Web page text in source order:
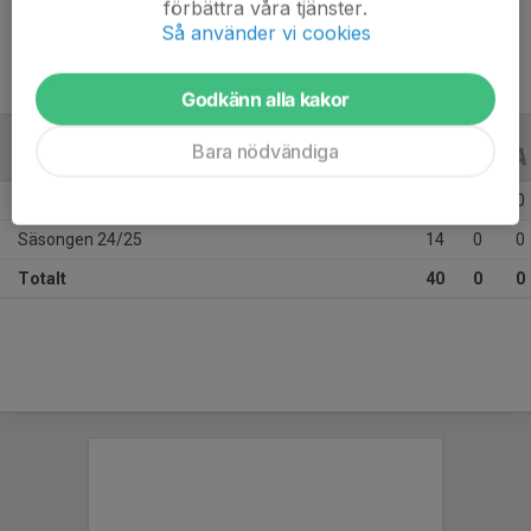
ALLA ÅR
0
Säsongen 24/25 14 0 0
Totalt 40 0 0
förbättra våra tjänster.
Så använder vi cookies
Godkänn alla kakor
Bara nödvändiga